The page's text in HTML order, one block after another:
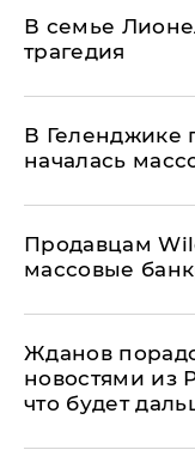
В семье
трагедия
В Геленджике
началась
Продавцам
массовые
Жданов
новостями из
что будет